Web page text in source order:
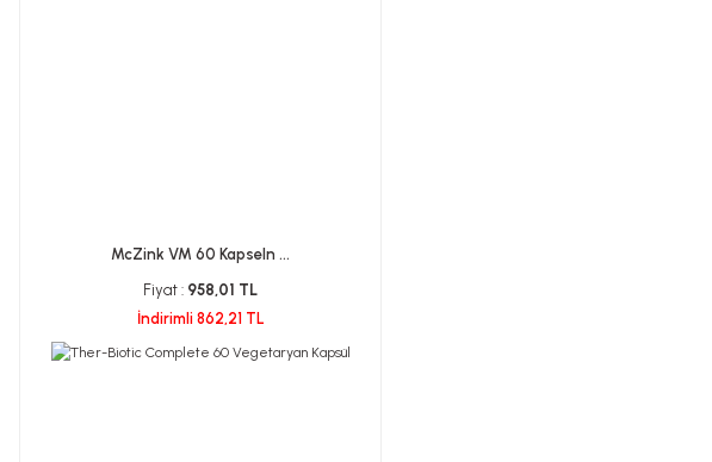
McZink VM 60 Kapseln ...
Fiyat : 958,01 TL
İndirimli 862,21 TL